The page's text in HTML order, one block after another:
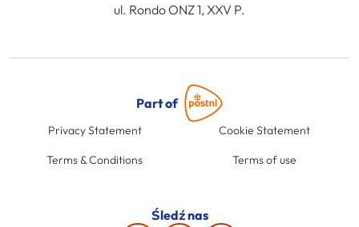
ul. Rondo ONZ 1, XXV P.
Part of
Privacy Statement Cookie Statement
Terms & Conditions Terms of use
Śledź nas